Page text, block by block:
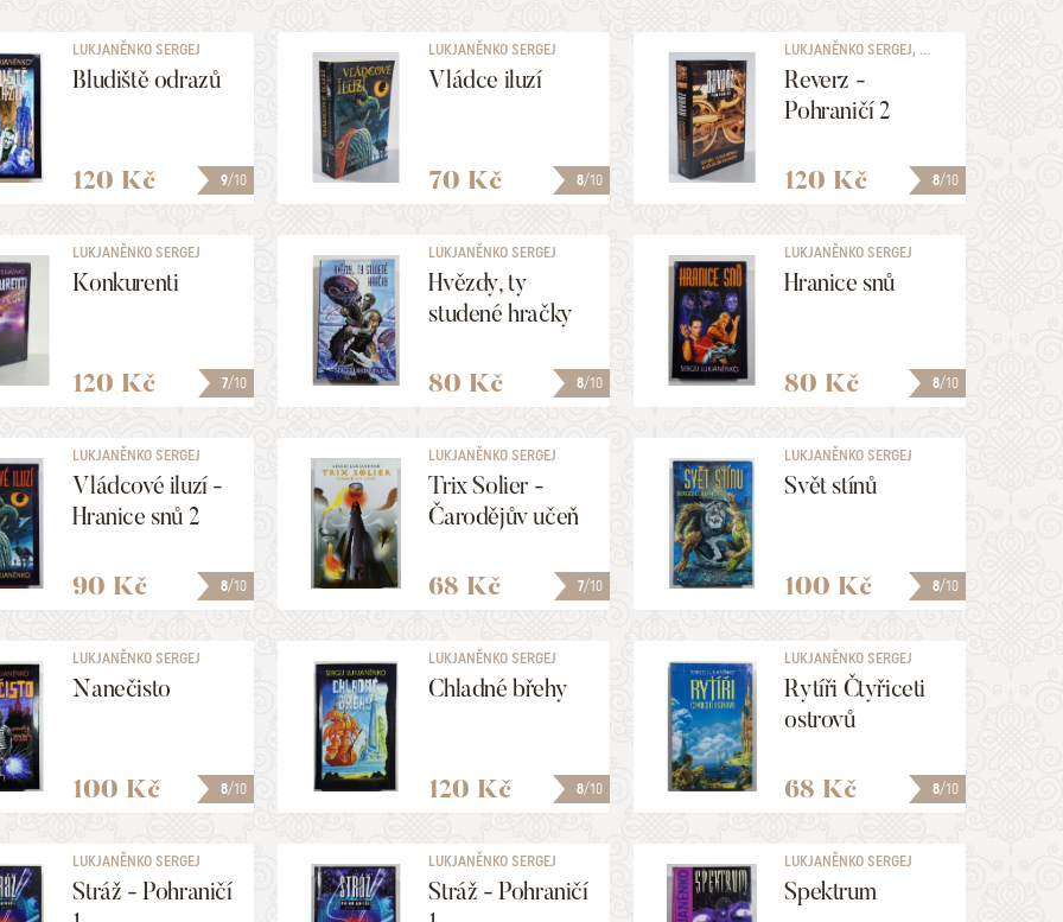
9/10
LUKJANĚNKO SERGEJ
Bludiště odrazů
120 Kč 8/10
LUKJANĚNKO SERGEJ
Vládce iluzí
70 Kč 8/10
LUKJANĚNKO SERGEJ, ...
Reverz -
Pohraničí 2
120 Kč
7/10
LUKJANĚNKO SERGEJ
Konkurenti
120 Kč 8/10
LUKJANĚNKO SERGEJ
Hvězdy, ty
studené hračky
80 Kč 8/10
LUKJANĚNKO SERGEJ
Hranice snů
80 Kč
8/10
LUKJANĚNKO SERGEJ
Vládcové iluzí -
Hranice snů 2
90 Kč 7/10
LUKJANĚNKO SERGEJ
Trix Solier -
Čarodějův učeň
68 Kč 8/10
LUKJANĚNKO SERGEJ
Svět stínů
100 Kč
8/10
LUKJANĚNKO SERGEJ
Nanečisto
100 Kč 8/10
LUKJANĚNKO SERGEJ
Chladné břehy
120 Kč 8/10
LUKJANĚNKO SERGEJ
Rytíři Čtyřiceti
ostrovů
68 Kč
LUKJANĚNKO SERGEJ
Stráž - Pohraničí
LUKJANĚNKO SERGEJ
Stráž - Pohraničí
LUKJANĚNKO SERGEJ
Spektrum